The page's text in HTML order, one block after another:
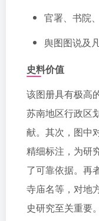
官署、书院
舆图图说及
史料价值
该图册具有极高
苏南地区行政区
献。其次，图中
精细标注，为研
了可靠依据。再
寺庙名等，对地
史研究至关重要